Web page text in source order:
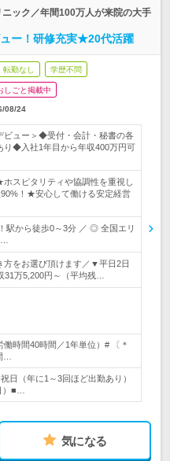
ック／年間100万人が来院の大手
ュー！研修充実★20代活躍
転勤なし 学歴不問
しごと掲載中
08/24
ビュー＞◆受付・会計・秘書の各
◆入社1年目から年収400万円可
スピタリティや協調性を重視し
！★安心して働ける安定経営
駅から徒歩0～3分 ／ ◎ 全国エリ
方をお選び頂けます／▼平日2日
万5,200円～（平均残…
時間40時間／1年単位）# 〔＊
…
日（年に1～3回ほど出勤あり）
）■…
気になる